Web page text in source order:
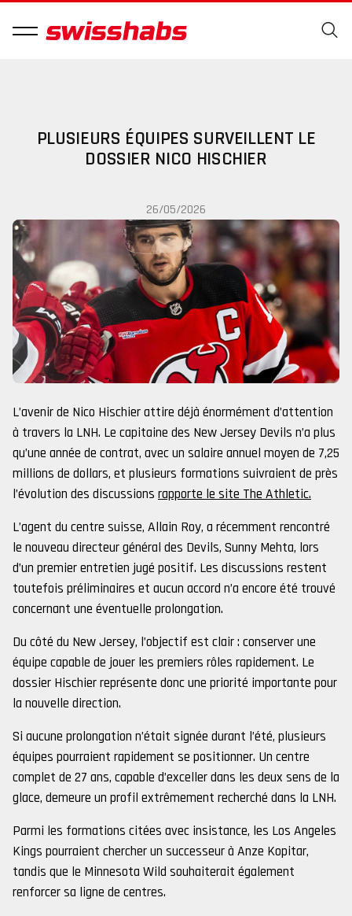
PLUSIEURS ÉQUIPES SURVEILLENT LE
DOSSIER NICO HISCHIER
26/05/2026
L’avenir de Nico Hischier attire déjà énormément d’attention
à travers la LNH. Le capitaine des New Jersey Devils n’a plus
qu’une année de contrat, avec un salaire annuel moyen de 7,25
millions de dollars, et plusieurs formations suivraient de près
l’évolution des discussions rapporte le site The Athletic.
L’agent du centre suisse, Allain Roy, a récemment rencontré
le nouveau directeur général des Devils, Sunny Mehta, lors
d’un premier entretien jugé positif. Les discussions restent
toutefois préliminaires et aucun accord n’a encore été trouvé
concernant une éventuelle prolongation.
Du côté du New Jersey, l’objectif est clair : conserver une
équipe capable de jouer les premiers rôles rapidement. Le
dossier Hischier représente donc une priorité importante pour
la nouvelle direction.
Si aucune prolongation n’était signée durant l’été, plusieurs
équipes pourraient rapidement se positionner. Un centre
complet de 27 ans, capable d’exceller dans les deux sens de la
glace, demeure un profil extrêmement recherché dans la LNH.
Parmi les formations citées avec insistance, les Los Angeles
Kings pourraient chercher un successeur à Anze Kopitar,
tandis que le Minnesota Wild souhaiterait également
renforcer sa ligne de centres.